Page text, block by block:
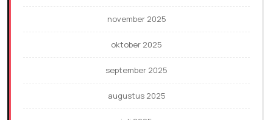
november 2025
oktober 2025
september 2025
augustus 2025